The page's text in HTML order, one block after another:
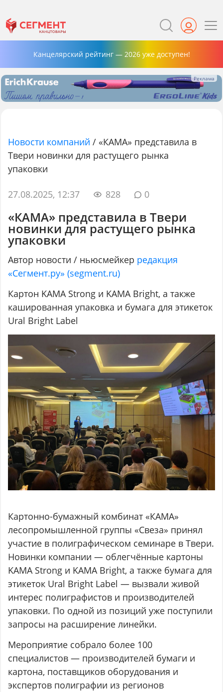
Канцелярский рейтинг — 2026 уже доступен!
Новости компаний / «КАМА» представила в
Твери новинки для растущего рынка
упаковки
27.08.2025, 12:37 828 0
«КАМА» представила в Твери
новинки для растущего рынка
упаковки
Автор новости / ньюсмейкер редакция
«Сегмент.ру» (segment.ru)
Картон KAMA Strong и KAMA Bright, а также
кашированная упаковка и бумага для этикеток
Ural Bright Label
Картонно-бумажный комбинат «КАМА»
лесопромышленной группы «Свеза» принял
участие в полиграфическом семинаре в Твери.
Новинки компании — облегчённые картоны
KAMA Strong и KAMA Bright, а также бумага для
этикеток Ural Bright Label — вызвали живой
интерес полиграфистов и производителей
упаковки. По одной из позиций уже поступили
запросы на расширение линейки.
Мероприятие собрало более 100
специалистов — производителей бумаги и
картона, поставщиков оборудования и
экспертов полиграфии из регионов